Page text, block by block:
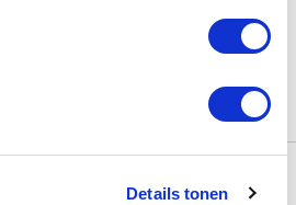
Details tonen